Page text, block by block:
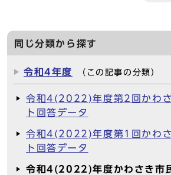
同じ分類から探す
令和4年度 （この記事の分類）
令和4(2022)年度第2回かわさ
ト回答データ
令和4(2022)年度第1回かわさ
ト回答データ
令和4(2022)年度かわさき市